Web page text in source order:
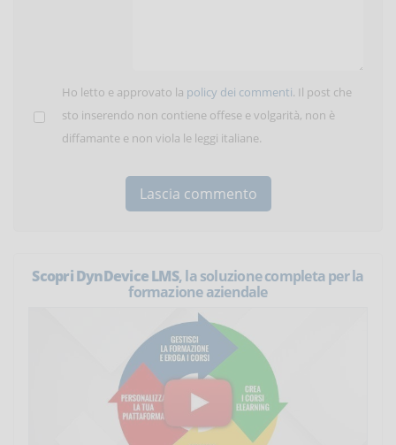
Ho letto e approvato la policy dei commenti. Il post che
sto inserendo non contiene offese e volgarità, non è
diffamante e non viola le leggi italiane.
Scopri DynDevice LMS, la soluzione completa per la
formazione aziendale